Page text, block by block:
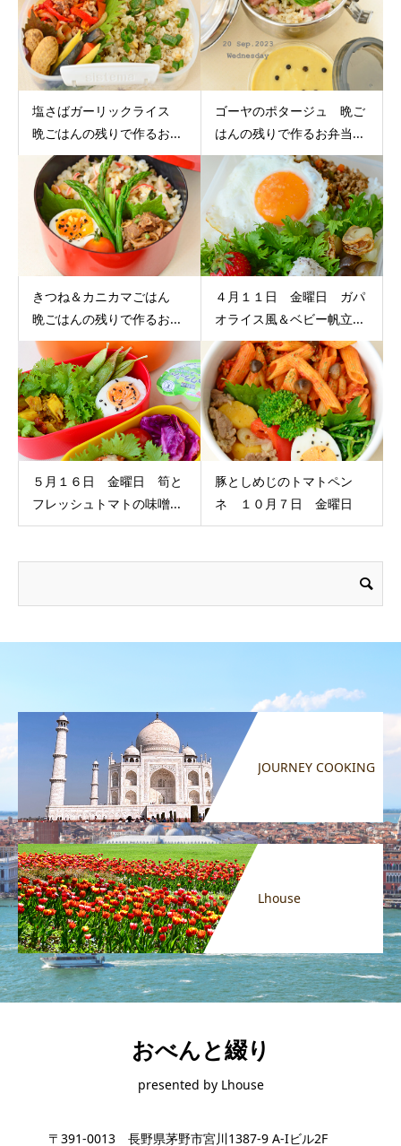
塩さばガーリックライス
晩ごはんの残りで作るお...
ゴーヤのポタージュ 晩ご
はんの残りで作るお弁当...
きつね＆カニカマごはん
晩ごはんの残りで作るお...
４月１１日 金曜日 ガパ
オライス風＆ベビー帆立...
５月１６日 金曜日 筍と
フレッシュトマトの味噌...
豚としめじのトマトペン
ネ １０月７日 金曜日
JOURNEY COOKING
Lhouse
おべんと綴り
presented by Lhouse
〒391-0013 長野県茅野市宮川1387-9 A-Iビル2F